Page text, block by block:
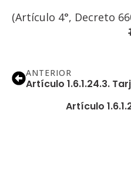
(Artículo 4°, Decreto
ANTERIOR
Artículo 1.6.1.24.3.
Artículo